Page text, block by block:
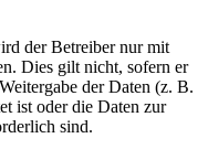
der Betreiber nur mit
Dies gilt nicht, sofern er
der Daten (z. B.
ist oder die Daten zur
sind.